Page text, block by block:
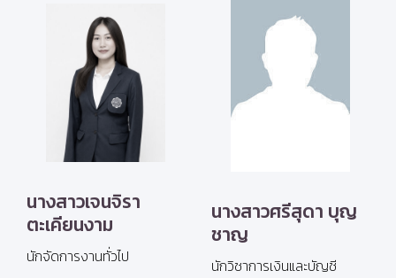
นางสาวเจนจิรา
ตะเคียนงาม
นักจัดการงานทั่วไป
นางสาวศรีสุดา บุญ
ชาญ
นักวิชาการเงินและบัญชี